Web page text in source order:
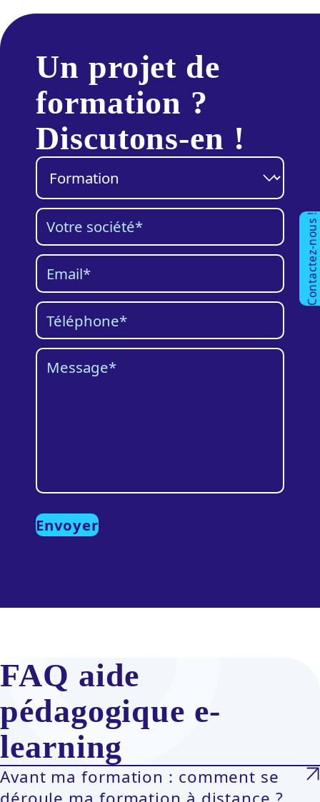
Contactez-nous !
Un projet de
formation ?
Discutons-en !
Catégorie
FAQ aide
pédagogique e-
learning
Avant ma formation : comment se